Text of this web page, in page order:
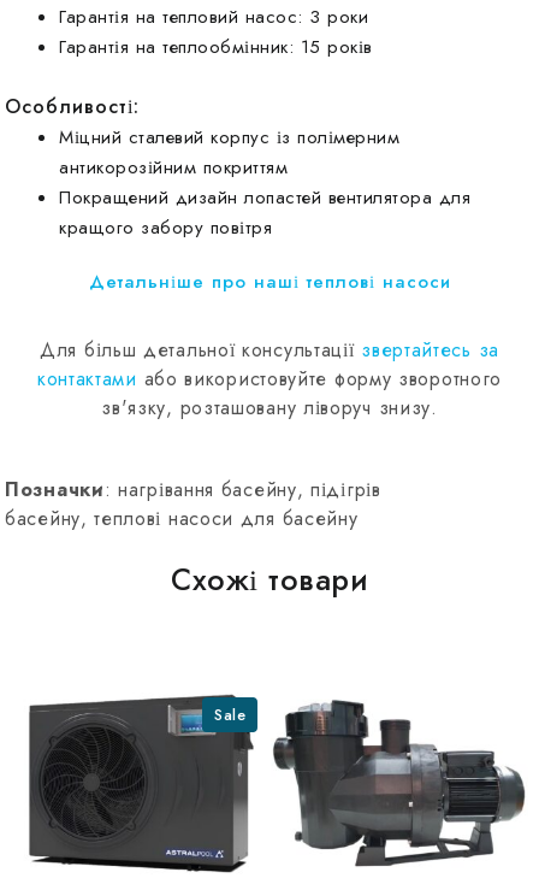
Гарантія на тепловий насос: 3 роки
Гарантія на теплообмінник: 15 років
Особливості:
Міцний сталевий корпус із полімерним
антикорозійним покриттям
Покращений дизайн лопастей вентилятора для
кращого забору повітря
Детальніше про наші теплові насоси
Для більш детальної консультації звертайтесь за
контактами або використовуйте форму зворотного
зв'язку, розташовану ліворуч знизу.
Позначки: нагрівання басейну, підігрів
басейну, теплові насоси для басейну
Схожі товари
Sale